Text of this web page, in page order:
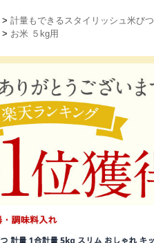
> 計量もできるスタイリッシュ米びつ
> お米 ５kg用